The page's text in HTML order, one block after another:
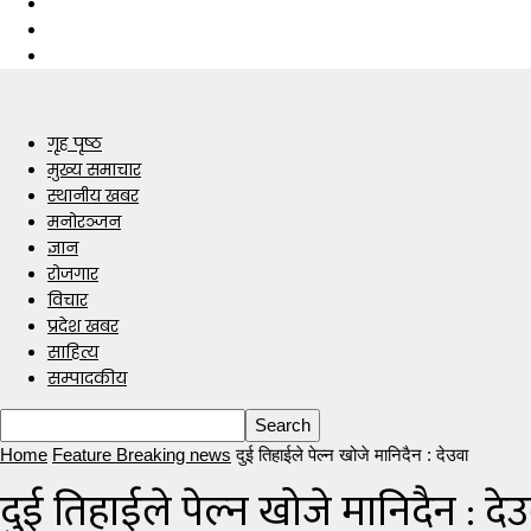
गृह पृष्ठ
मुख्य समाचार
स्थानीय खबर
मनोरञ्जन
ज्ञान
रोजगार
विचार
प्रदेश खबर
साहित्य
सम्पादकीय
Home Feature Breaking news दुई तिहाईले पेल्न खोजे मानिदैन : देउवा
दुई तिहाईले पेल्न खोजे मानिदैन :